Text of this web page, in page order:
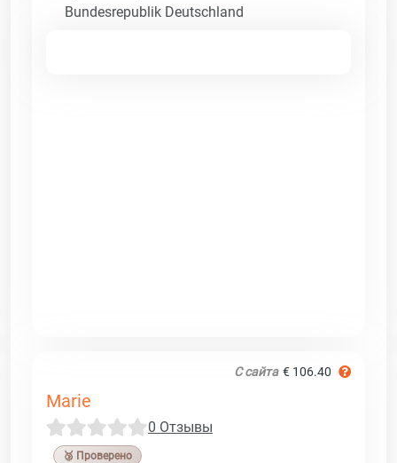
Bundesrepublik Deutschland
С сайта € 106.40
Marie
0 Отзывы
🥉 Проверено